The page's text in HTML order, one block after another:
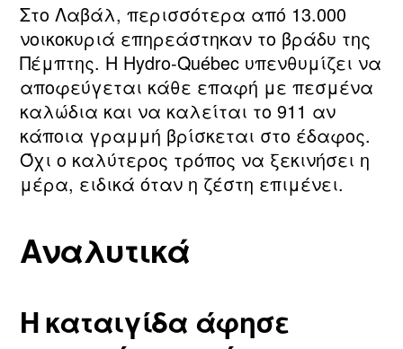
Στο Λαβάλ, περισσότερα από 13.000
νοικοκυριά επηρεάστηκαν το βράδυ της
Πέμπτης. Η Hydro‑Québec υπενθυμίζει να
αποφεύγεται κάθε επαφή με πεσμένα
καλώδια και να καλείται το 911 αν
κάποια γραμμή βρίσκεται στο έδαφος.
Όχι ο καλύτερος τρόπος να ξεκινήσει η
μέρα, ειδικά όταν η ζέστη επιμένει.
Αναλυτικά
Η καταιγίδα άφησε